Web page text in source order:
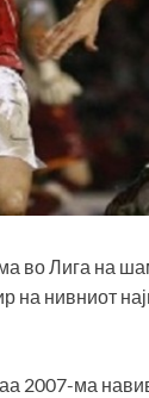
во Лига на
на нивниот
2007-ма